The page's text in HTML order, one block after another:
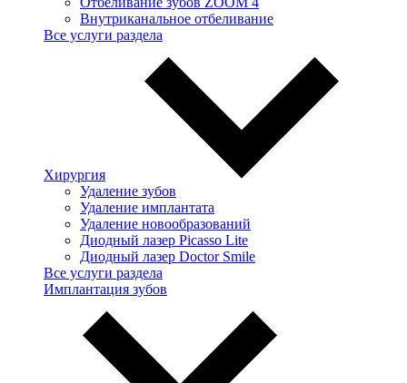
Внутриканальное отбеливание
Все услуги раздела
Хирургия
Удаление зубов
Удаление имплантата
Удаление новообразований
Диодный лазер Picasso Lite
Диодный лазер Doctor Smile
Все услуги раздела
Имплантация зубов